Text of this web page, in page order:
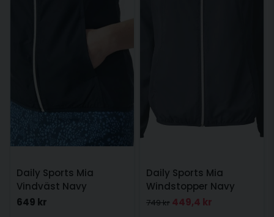
Daily Sports Mia
Vindväst Navy
649 kr
Daily Sports Mia
Windstopper Navy
749 kr 449,4 kr